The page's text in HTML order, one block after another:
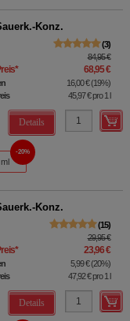
Konz.
3
84,95 €
* 68,95 €
16,00 €(19%)
45,97 €pro 1 l
Details
20%
Konz.
15
29,95 €
* 23,96 €
5,99 €(20%)
47,92 €pro 1 l
Details